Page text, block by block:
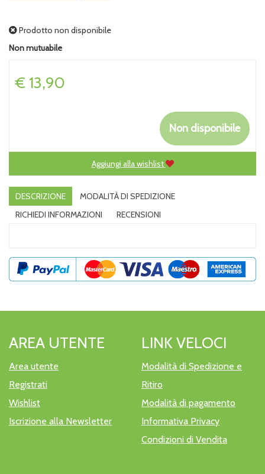
Prodotto non disponibile
Non mutuabile
Prezzo
€ 13,90
Non disponibile
Aggiungi alla wishlist
DESCRIZIONE
MODALITÀ DI SPEDIZIONE
RICHIEDI INFORMAZIONI
RECENSIONI
AREA UTENTE
Area utente
Registrati
Wishlist
Iscrizione alla Newsletter
LINK VELOCI
Modalità di Spedizione e
Ritiro
Modalità di pagamento
Informativa Privacy
Condizioni di Vendita